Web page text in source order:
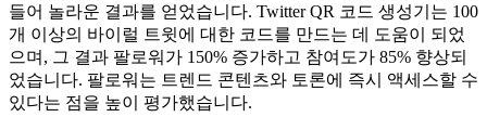
들어 놀라운 결과를 얻었습니다. Twitter QR 코드 생성기는 100
개 이상의 바이럴 트윗에 대한 코드를 만드는 데 도움이 되었
으며, 그 결과 팔로워가 150% 증가하고 참여도가 85% 향상되
었습니다. 팔로워는 트렌드 콘텐츠와 토론에 즉시 액세스할 수
있다는 점을 높이 평가했습니다.